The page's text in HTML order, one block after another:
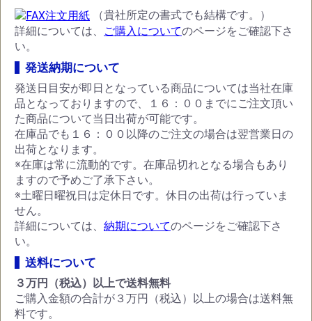
（貴社所定の書式でも結構です。）
詳細については、
ご購入についてのページをご確認下さ
い。
発送納期について
発送日目安が即日となっている商品については当社在庫
品となっておりますので、１６：００までにご注文頂い
た商品について当日出荷が可能です。
在庫品でも１６：００以降のご注文の場合は翌営業日の
出荷となります。
※在庫は常に流動的です。在庫品切れとなる場合もあり
ますので予めご了承下さい。
※土曜日曜祝日は定休日です。休日の出荷は行っていま
せん。
詳細については、 納期についてのページをご確認下さ
い。
送料について
３万円（税込）以上で送料無料
ご購入金額の合計が３万円（税込）以上の場合は送料無
料です。